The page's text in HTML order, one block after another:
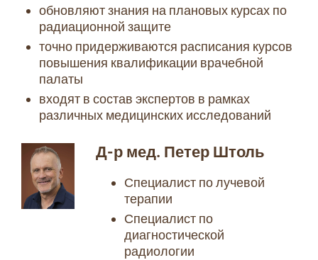
обновляют знания на плановых курсах по
радиационной защите
точно придерживаются расписания курсов
повышения квалификации врачебной
палаты
входят в состав экспертов в рамках
различных медицинских исследований
Д-р мед. Петер Штоль
Специалист по лучевой
терапии
Специалист по
диагностической
радиологии